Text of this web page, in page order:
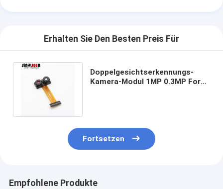
Erhalten Sie Den Besten Preis Für
Doppelgesichtserkennungs-
Kamera-Modul 1MP 0.3MP For
Fortsetzen
Empfohlene Produkte